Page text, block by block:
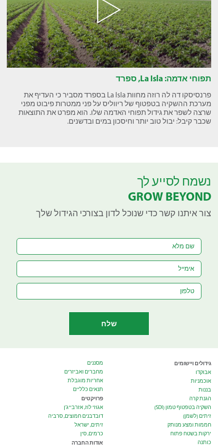
תפוחי אדמה: La Isla, ספרד
פרנסיסקו דה לה רוזה מחוות La Isla בספרד מסביר כי העדיף את
מערכת ההשקיה בטפטוף של ריווליס על פני ממטרות פיבוט מפני
שרצה לשפר את גידול תפוחי האדמה שלו. הוא מפרט את התוצאות
שכבר קיבל: יבול טוב יותר וחיסכון במים ובדשנים.
נשמח לסייע לך
GROW BEYOND
צור איתנו קשר כדי שנוכל לדון בצורכי הגידול שלך
גידולים ויישומים
אבוקדו
אוכמניות
בננות
הגנת קרה
השקיה בטפטוף טמון (SDI)
זיתים (לשמן)
חממות ומצע מנותק
ירקות בשטח פתוח
כותנה
מסננים
מחברים ואביזרים
אחריות מוגבלת
תנאים כלליים
פרויקטים
אגוזי לוז, אזרבייג’ן
דובדבנים חמוצים, סרביה
זיתים, ישראל
כרמים, סין
אודות החברה